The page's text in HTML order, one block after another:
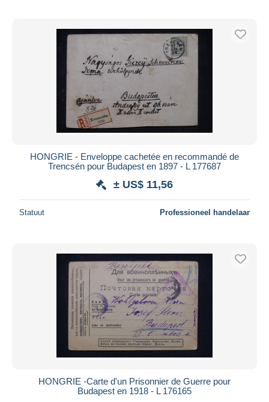
HONGRIE - Enveloppe cachetée en recommandé de
Trencsén pour Budapest en 1897 - L 177687
± US$ 11,56
Statuut Professioneel handelaar
HONGRIE -Carte d'un Prisonnier de Guerre pour
Budapest en 1918 - L 176165